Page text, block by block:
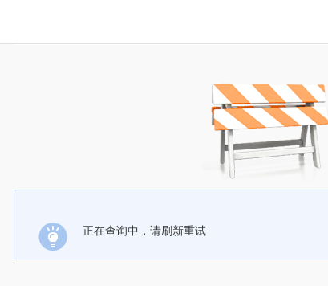
正在查询中，请刷新重试